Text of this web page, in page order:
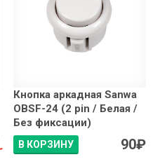
Кнопка аркадная Sanwa
OBSF-24 (2 pin / Белая /
Без фиксации)
В КОРЗИНУ 90₽